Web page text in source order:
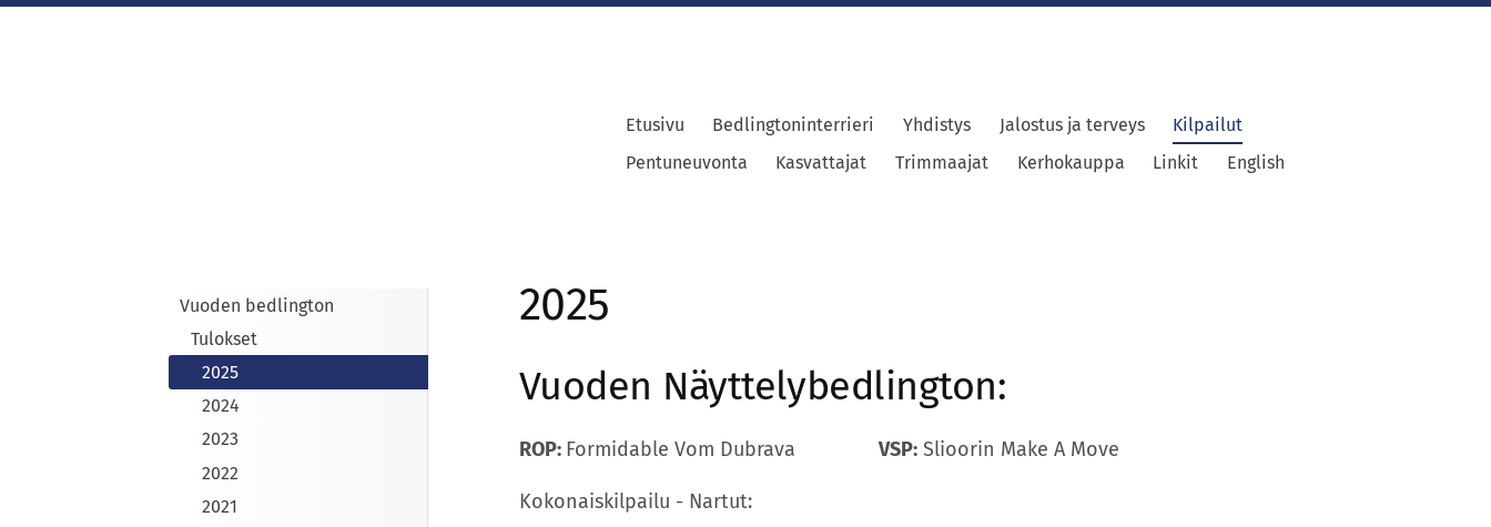
Etusivu Bedlingtoninterrieri Yhdistys Jalostus ja terveys
Kilpailut
Pentuneuvonta
Kasvattajat Trimmaajat Kerhokauppa Linkit English
Vuoden bedlington
Tulokset
2025
2024
2023
2022
2021
2025
Vuoden Näyttelybedlington:
ROP: Formidable Vom Dubrava VSP: Slioorin Make A Move
Kokonaiskilpailu - Nartut: